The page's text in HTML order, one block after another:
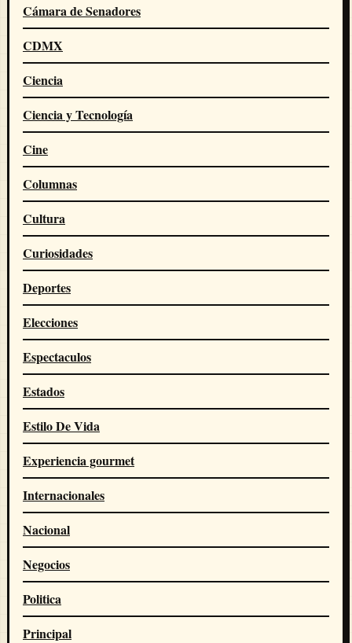
Cámara de Senadores
CDMX
Ciencia
Ciencia y Tecnología
Cine
Columnas
Cultura
Curiosidades
Deportes
Elecciones
Espectaculos
Estados
Estilo De Vida
Experiencia gourmet
Internacionales
Nacional
Negocios
Politica
Principal